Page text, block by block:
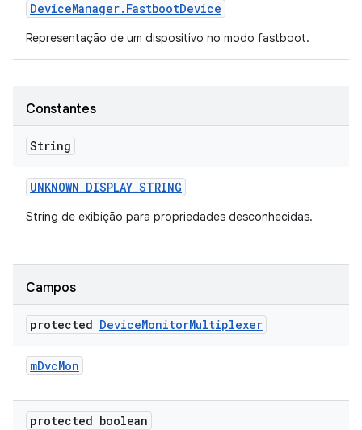
DeviceManager. FastbootDevice
Representação de um dispositivo no modo fastboot.
Constantes
String
UNKNOWN_DISPLAY_STRING
String de exibição para propriedades desconhecidas.
Campos
protected DeviceMonitorMultiplexer
mDvcMon
protected boolean